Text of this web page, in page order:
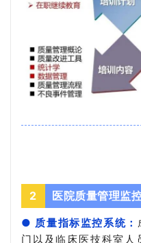
2 医院质量管理监
● 质量指标监控系统：
门以及临床医技科室人